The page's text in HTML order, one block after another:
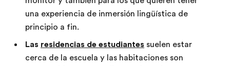
una experiencia de inmersión lingüística de
principio a fin.
Las residencias de estudiantes suelen estar
cerca de la escuela y las habitaciones son